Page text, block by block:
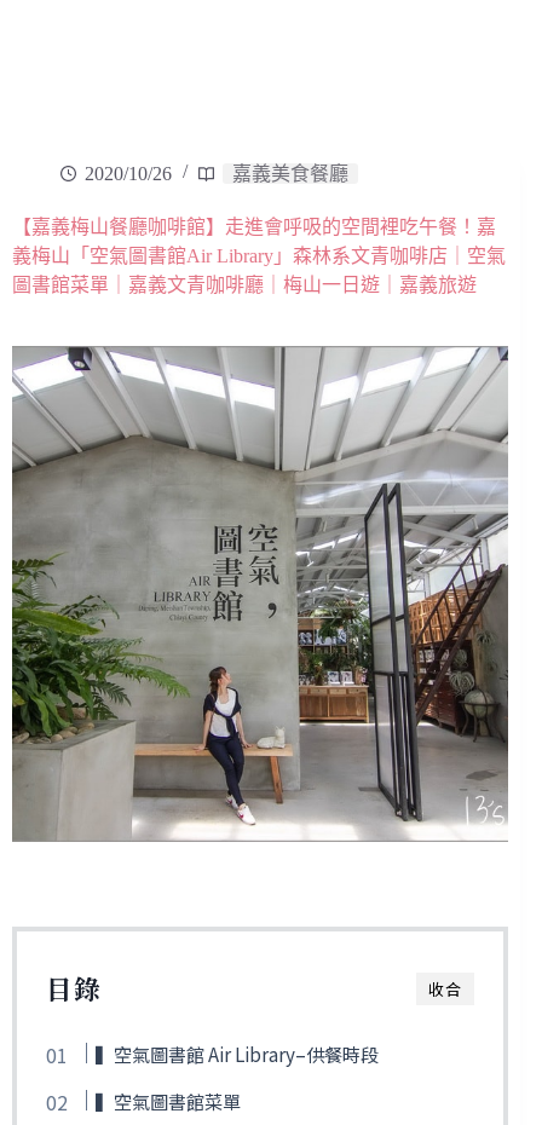
2020/10/26 嘉義美食餐廳
【嘉義梅山餐廳咖啡館】走進會呼吸的空間裡吃午餐！嘉
義梅山「空氣圖書館Air Library」森林系文青咖啡店｜空氣
圖書館菜單｜嘉義文青咖啡廳｜梅山一日遊｜嘉義旅遊
收合
目錄
▍空氣圖書館 Air Library–供餐時段
▍空氣圖書館菜單